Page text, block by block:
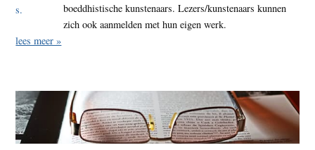
boeddhistische kunstenaars. Lezers/kunstenaars kunnen
zich ook aanmelden met hun eigen werk.
lees meer »